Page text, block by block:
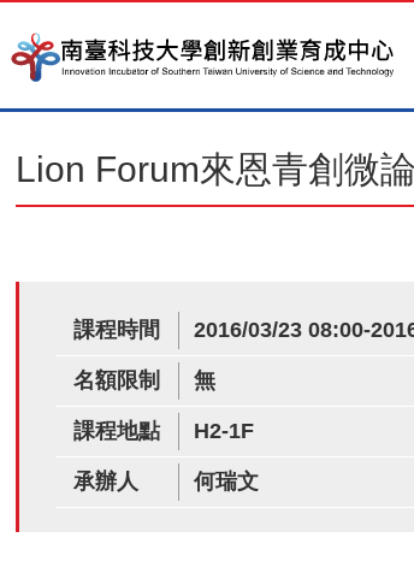
Lion Forum來恩青創微
課程時間 2016/03/23 08:00-
名額限制 無
課程地點 H2-1F
承辦人 何瑞文